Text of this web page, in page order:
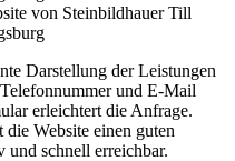
Darstellung der Leistungen
und E-Mail
erleichtert die Anfrage.
Website einen guten
und schnell erreichbar.